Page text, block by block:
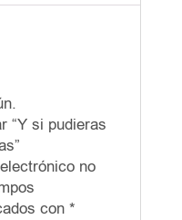
“Y si pudieras
no
con *